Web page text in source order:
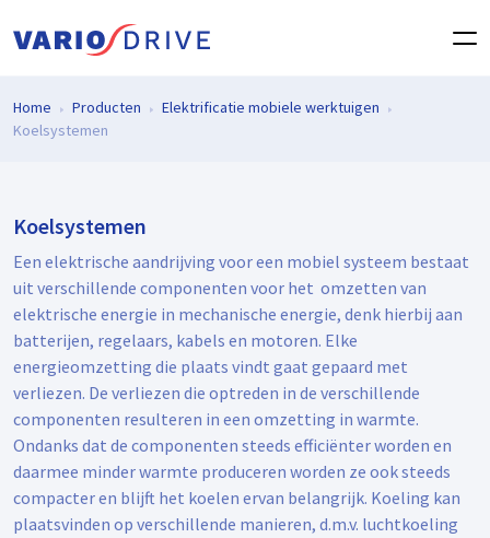
Home Producten
Elektrificatie mobiele werktuigen
Koelsystemen
Koelsystemen
Een elektrische aandrijving voor een mobiel systeem bestaat
uit verschillende componenten voor het omzetten van
elektrische energie in mechanische energie, denk hierbij aan
batterijen, regelaars, kabels en motoren. Elke
energieomzetting die plaats vindt gaat gepaard met
verliezen. De verliezen die optreden in de verschillende
componenten resulteren in een omzetting in warmte.
Ondanks dat de componenten steeds efficiënter worden en
daarmee minder warmte produceren worden ze ook steeds
compacter en blijft het koelen ervan belangrijk. Koeling kan
plaatsvinden op verschillende manieren, d.m.v. luchtkoeling